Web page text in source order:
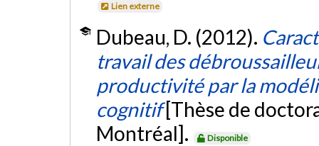
Lien externe
Dubeau, D. (2012).
travail des
productivité par la
cognitif[Thèse de
Montréal].
Disponible